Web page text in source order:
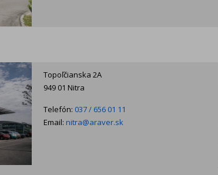
Topoľčianska 2A
949 01 Nitra
Telefón: 037 / 656 01 11
Email: nitra@araver.sk